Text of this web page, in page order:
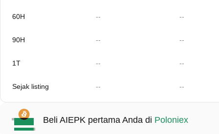
60H -- --
90H -- --
1T -- --
Sejak listing -- --
Beli AIEPK pertama Anda di Poloniex